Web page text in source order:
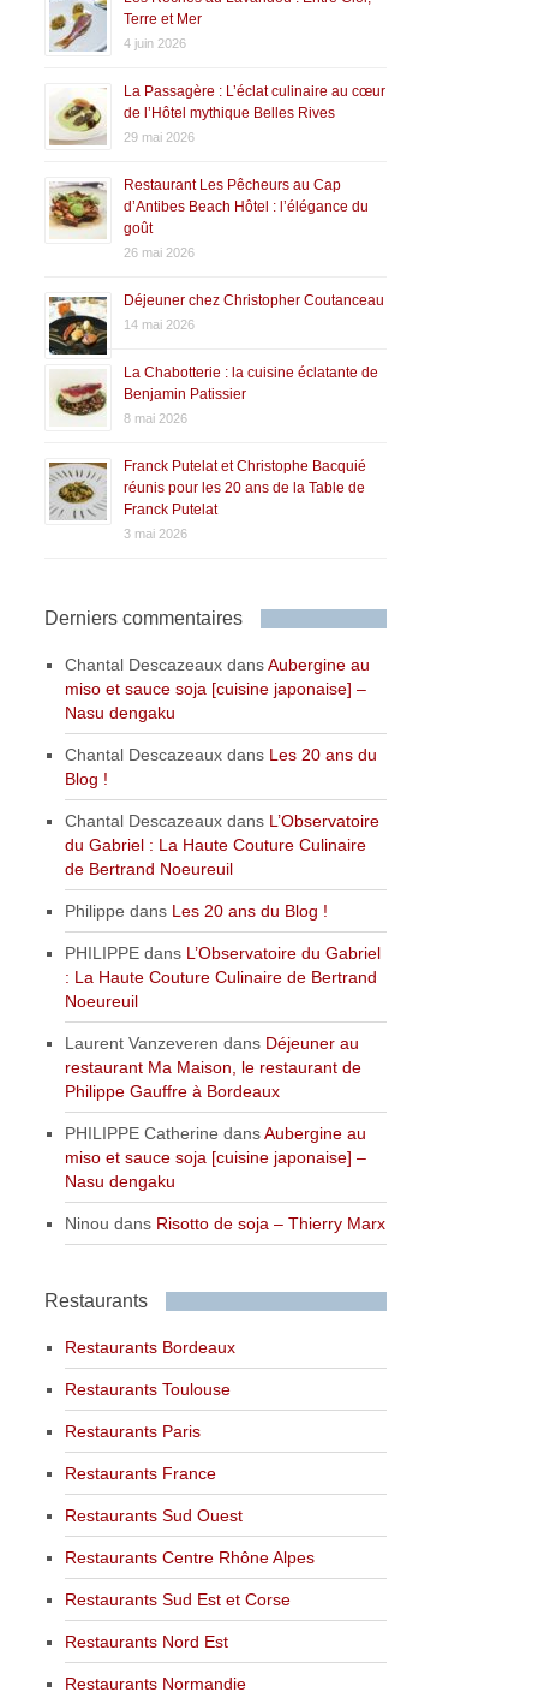
Terre et Mer
4 juin 2026
La Passagère : L’éclat culinaire au cœur
de l’Hôtel mythique Belles Rives
29 mai 2026
Restaurant Les Pêcheurs au Cap
d’Antibes Beach Hôtel : l’élégance du
goût
26 mai 2026
Déjeuner chez Christopher Coutanceau
14 mai 2026
La Chabotterie : la cuisine éclatante de
Benjamin Patissier
8 mai 2026
Franck Putelat et Christophe Bacquié
réunis pour les 20 ans de la Table de
Franck Putelat
3 mai 2026
Derniers commentaires
Chantal Descazeaux dansAubergine au
miso et sauce soja [cuisine japonaise] –
Nasu dengaku
Chantal Descazeaux dans Les 20 ans du
Blog !
Chantal Descazeaux dans L’Observatoire
du Gabriel : La Haute Couture Culinaire
de Bertrand Noeureuil
Philippe dans Les 20 ans du Blog !
PHILIPPE dans L’Observatoire du Gabriel
: La Haute Couture Culinaire de Bertrand
Noeureuil
Laurent Vanzeveren dans Déjeuner au
restaurant Ma Maison, le restaurant de
Philippe Gauffre à Bordeaux
PHILIPPE Catherine dansAubergine au
miso et sauce soja [cuisine japonaise] –
Nasu dengaku
Ninou dans Risotto de soja – Thierry Marx
Restaurants
Restaurants Bordeaux
Restaurants Toulouse
Restaurants Paris
Restaurants France
Restaurants Sud Ouest
Restaurants Centre Rhône Alpes
Restaurants Sud Est et Corse
Restaurants Nord Est
Restaurants Normandie